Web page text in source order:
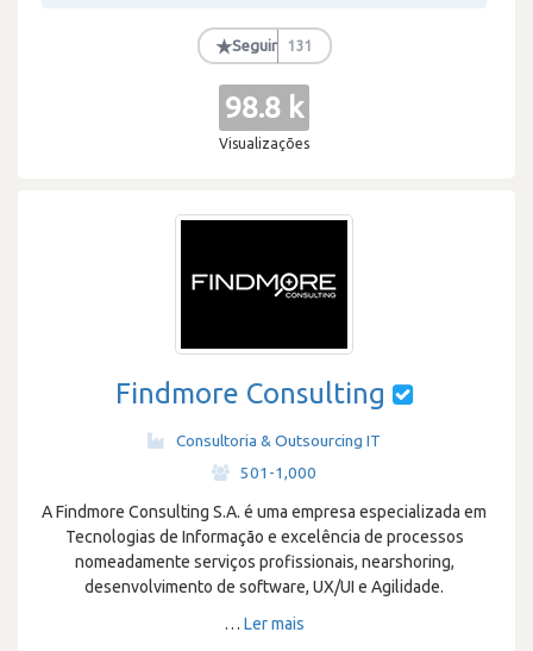
★Seguir 131
98.8 k
Visualizações
Findmore Consulting
Consultoria & Outsourcing IT
501-1,000
A Findmore Consulting S.A. é uma empresa especializada em
Tecnologias de Informação e excelência de processos
nomeadamente serviços profissionais, nearshoring,
desenvolvimento de software, UX/UI e Agilidade.
… Ler mais